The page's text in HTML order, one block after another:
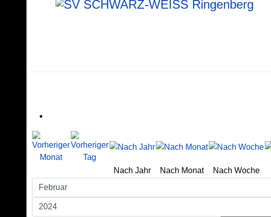
Nach Jahr Nach Monat Nach Woche